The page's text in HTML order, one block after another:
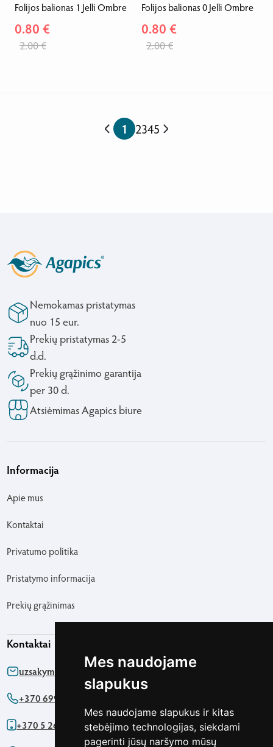
Mes naudojame
slapukus
Mes naudojame slapukus ir kitas
stebėjimo technologijas, siekdami
pagerinti jūsų naršymo mūsų
Folijos balionas 1 Jelli Ombre
0.80 €
2.00 €
Folijos balionas 0 Jelli Ombre
0.80 €
2.00 €
1 2345
Nemokamas pristatymas
nuo 15 eur.
Prekių pristatymas 2-5
d.d.
Prekių grąžinimo garantija
per 30 d.
Atsiėmimas Agapics biure
Informacija
Apie mus
Kontaktai
Privatumo politika
Pristatymo informacija
Prekių grąžinimas
Kontaktai
uzsakymas@agapics.lt
+370 699 76161
+370 5 2622091